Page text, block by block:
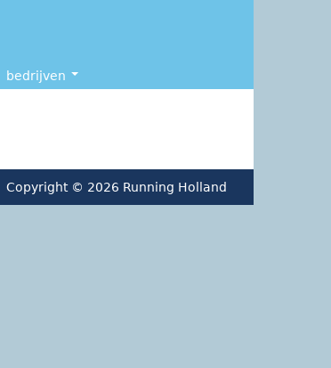
bedrijven
Copyright © 2026 Running Holland